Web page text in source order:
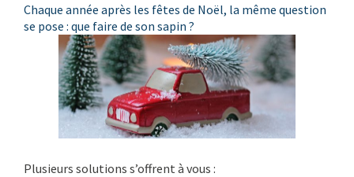
Chaque année après les fêtes de Noël, la même question
se pose : que faire de son sapin ?
Plusieurs solutions s’offrent à vous :